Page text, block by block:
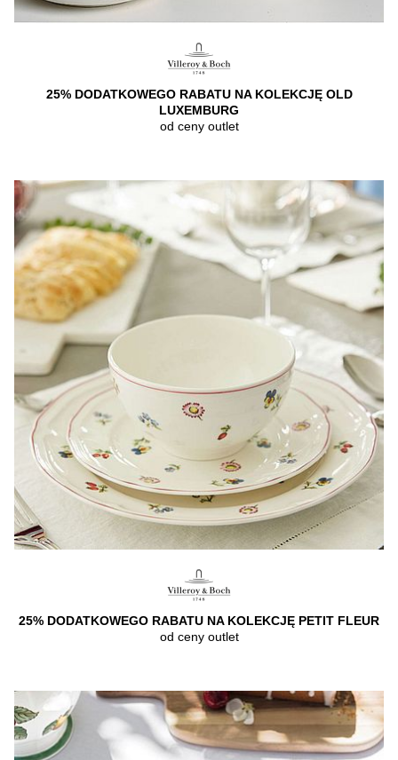
25% DODATKOWEGO RABATU NA KOLEKCJĘ OLD
LUXEMBURG
od ceny outlet
25% DODATKOWEGO RABATU NA KOLEKCJĘ PETIT FLEUR
od ceny outlet